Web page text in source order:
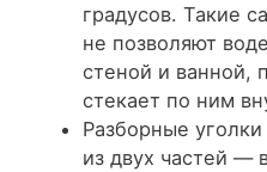
градусов. Такие
не позволяют
стеной и ванной,
стекает по ним
Разборные
из двух частей —